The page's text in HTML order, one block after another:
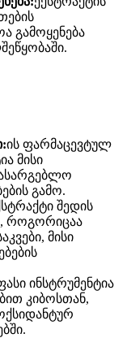
გამოყენება
ის ფარმაცევტულ
მისი
გამო.
შედის
როგორიცაა
მისი
ინსტრუმენტია
კიბოსთან,